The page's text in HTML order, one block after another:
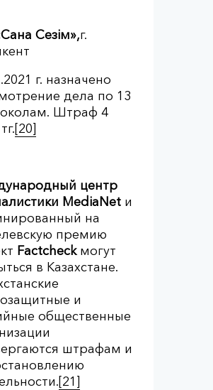
Сезім»,г.
г. назначено
дела по 13
Штраф 4
[20]
центр
MediaNet и
на
премию
Factcheckмогут
в Казахстане.
и
общественные
штрафам и
[21]